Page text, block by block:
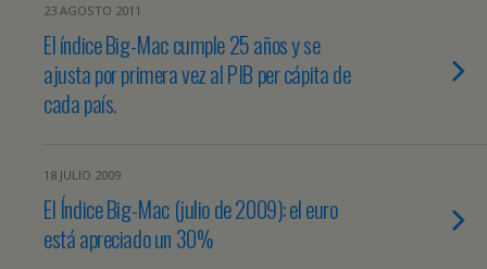
23 AGOSTO 2011
El índice Big-Mac cumple 25 años y se
ajusta por primera vez al PIB per cápita de
cada país.
18 JULIO 2009
El Índice Big-Mac (julio de 2009): el euro
está apreciado un 30%